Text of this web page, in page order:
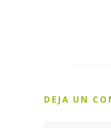
DEJA UN